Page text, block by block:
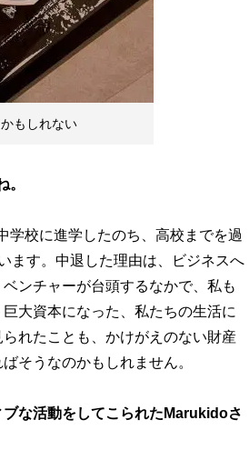
もしれない
学校に進学したのち、高校までを過
ます。中退した理由は、ビジネスへ
ンチャーが台頭するなかで、私も
大資本になった、私たちの生活に
れたことも、かけがえのない財産
そうなのかもしれません。
な活動をしてこられたMarukidoさ